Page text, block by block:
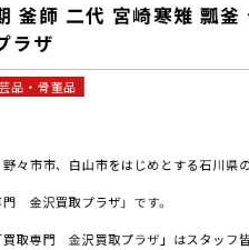
釜師 二代 宮崎寒雉 瓢
ラザ
品・骨董品
野々市市、白山市をはじめとする石川
門 金沢買取プラザ」です。
買取専門 金沢買取プラザ」はスタッフ